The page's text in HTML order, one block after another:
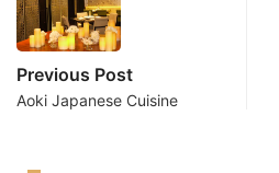
Previous Post
Aoki Japanese Cuisine